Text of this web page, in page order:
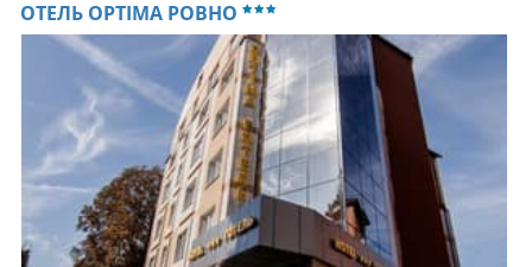
ОТЕЛЬ OPTIMA РОВНО